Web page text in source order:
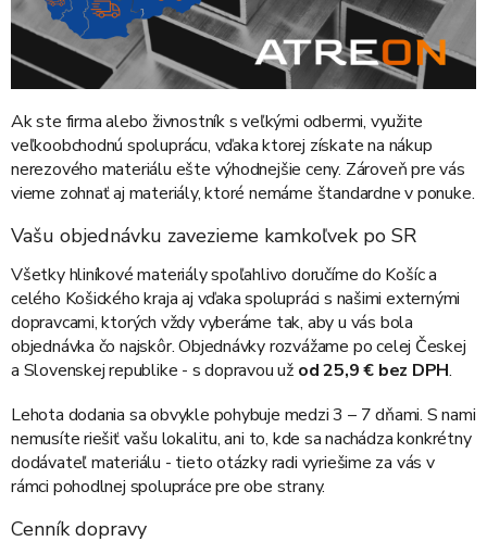
Ak ste firma alebo živnostník s veľkými odbermi, využite
veľkoobchodnú spoluprácu, vďaka ktorej získate na nákup
nerezového materiálu ešte výhodnejšie ceny. Zároveň pre vás
vieme zohnať aj materiály, ktoré nemáme štandardne v ponuke.
Vašu objednávku zavezieme kamkoľvek po SR
Všetky hliníkové materiály spoľahlivo doručíme do Košíc a
celého Košického kraja aj vďaka spolupráci s našimi externými
dopravcami, ktorých vždy vyberáme tak, aby u vás bola
objednávka čo najskôr. Objednávky rozvážame po celej Českej
a Slovenskej republike - s dopravou už od 25,9 € bez DPH.
Lehota dodania sa obvykle pohybuje medzi 3 – 7 dňami. S nami
nemusíte riešiť vašu lokalitu, ani to, kde sa nachádza konkrétny
dodávateľ materiálu - tieto otázky radi vyriešime za vás v
rámci pohodlnej spolupráce pre obe strany.
Cenník dopravy